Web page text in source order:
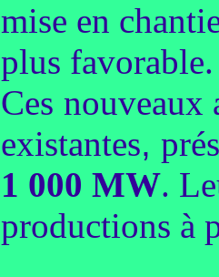
mise en
plus favorable.
Ces nouveaux
existantes,
1 000 MW.
productions à